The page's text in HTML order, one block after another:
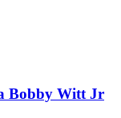
Bobby Witt Jr